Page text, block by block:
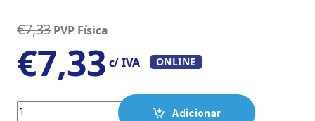
€7,33 PVP Física
€7,33 c/ IVA ONLINE
Quantity
Adicionar